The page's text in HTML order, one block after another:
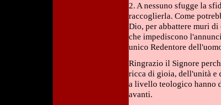
2. A nessuno sfugge la
raccoglierla. Come
Dio, per abbattere muri
che impediscono
unico Redentore
Ringrazio il Signore
ricca di gioia, dell'unità
a livello teologico hanno
avanti.